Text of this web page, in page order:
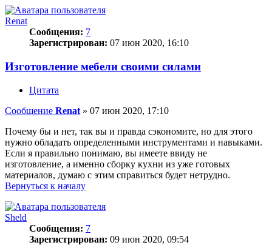
Renat
Сообщения: 7
Зарегистрирован: 07 июн 2020, 16:10
Изготовление мебели своими силами
Цитата
Сообщение Renat » 07 июн 2020, 17:10
Почему бы и нет, так вы и правда сэкономите, но для этого
нужно обладать определенными инструментами и навыками.
Если я правильно понимаю, вы имеете ввиду не
изготовление, а именно сборку кухни из уже готовых
материалов, думаю с этим справиться будет нетрудно.
Вернуться к началу
Sheld
Сообщения: 7
Зарегистрирован: 09 июн 2020, 09:54